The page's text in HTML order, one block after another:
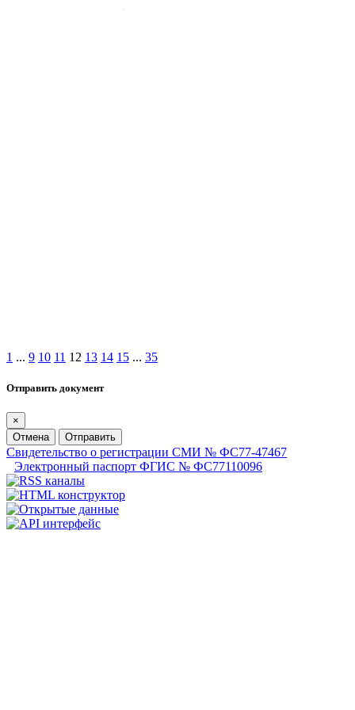
1 ... 9 10 11 12 13 14 15 ... 35
Отправить документ
×
Отмена
Отправить
Свидетельство о регистрации СМИ № ФС77-47467
Электронный паспорт ФГИС № ФС77110096